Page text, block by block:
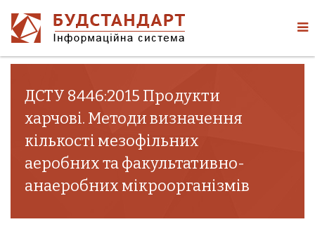
ДСТУ 8446:2015 Продукти
харчові. Методи визначення
кількості мезофільних
аеробних та факультативно-
анаеробних мікроорганізмів